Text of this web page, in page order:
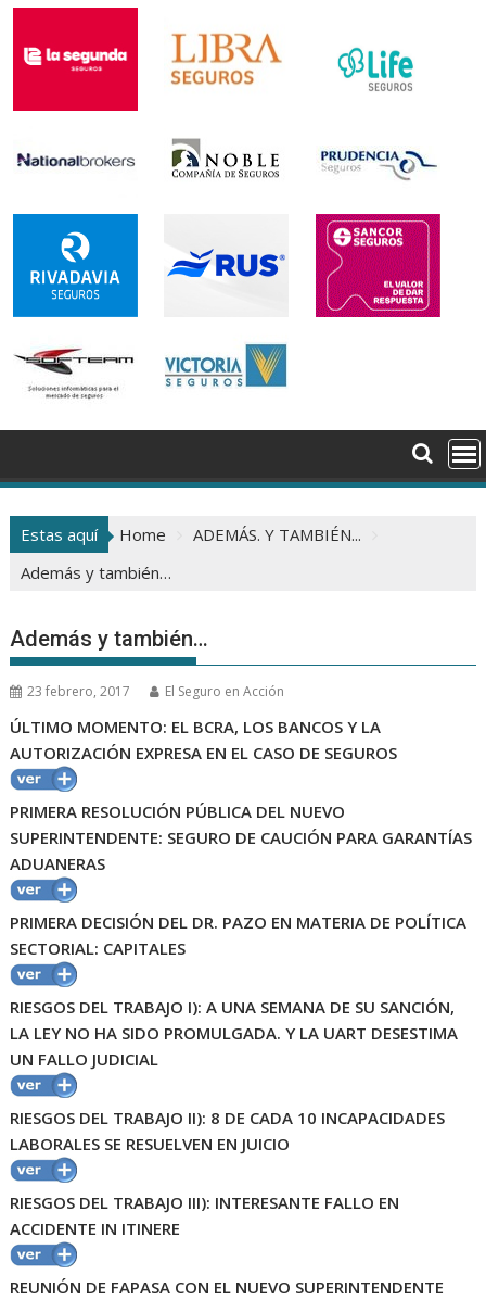
Estas aquí Home
ADEMÁS. Y TAMBIÉN...
Además y también…
Además y también…
23 febrero, 2017 El Seguro en Acción
ÚLTIMO MOMENTO: EL BCRA, LOS BANCOS Y LA
AUTORIZACIÓN EXPRESA EN EL CASO DE SEGUROS
PRIMERA RESOLUCIÓN PÚBLICA DEL NUEVO
SUPERINTENDENTE: SEGURO DE CAUCIÓN PARA GARANTÍAS
ADUANERAS
PRIMERA DECISIÓN DEL DR. PAZO EN MATERIA DE POLÍTICA
SECTORIAL: CAPITALES
RIESGOS DEL TRABAJO I): A UNA SEMANA DE SU SANCIÓN,
LA LEY NO HA SIDO PROMULGADA. Y LA UART DESESTIMA
UN FALLO JUDICIAL
RIESGOS DEL TRABAJO II): 8 DE CADA 10 INCAPACIDADES
LABORALES SE RESUELVEN EN JUICIO
RIESGOS DEL TRABAJO III): INTERESANTE FALLO EN
ACCIDENTE IN ITINERE
REUNIÓN DE FAPASA CON EL NUEVO SUPERINTENDENTE